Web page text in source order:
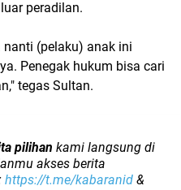
peradilan.
nanti (pelaku) anak ini
Penegak hukum bisa cari
tegas Sultan.
pilihan kami langsung di
akses berita
https://t.me/kabaranid &